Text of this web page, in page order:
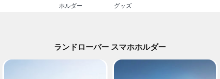
ホルダー
グッズ
ランドローバー スマホホルダー